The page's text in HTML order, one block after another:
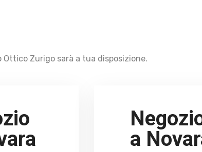
Zurigo sarà a tua disposizione.
a